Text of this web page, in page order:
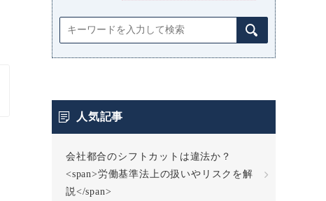
人気記事
会社都合のシフトカットは違法か？
<span>労働基準法上の扱いやリスクを解
説</span>